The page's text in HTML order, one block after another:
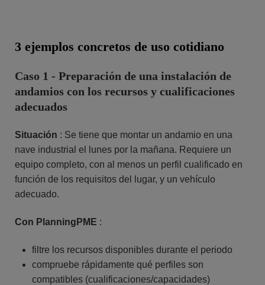
3 ejemplos concretos de uso cotidiano
Caso 1 - Preparación de una instalación de
andamios con los recursos y cualificaciones
adecuados
Situación : Se tiene que montar un andamio en una
nave industrial el lunes por la mañana. Requiere un
equipo completo, con al menos un perfil cualificado en
función de los requisitos del lugar, y un vehículo
adecuado.
Con PlanningPME :
filtre los recursos disponibles durante el periodo
compruebe rápidamente qué perfiles son
compatibles (cualificaciones/capacidades)